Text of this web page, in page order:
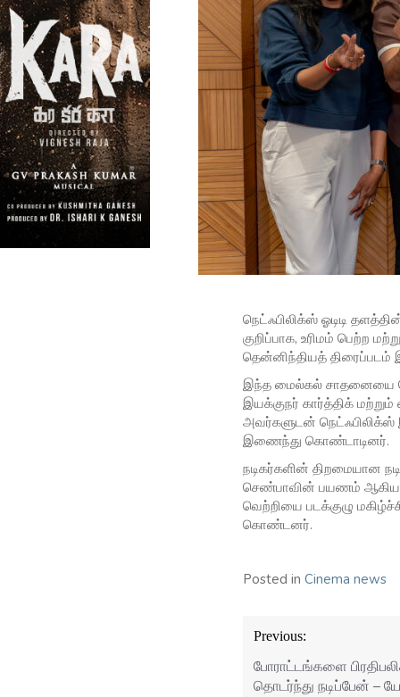
நெட்ஃபிலிக்ஸ் ஓடிடி
குறிப்பாக, உரிமம் பெற்ற
தென்னிந்தியத் திரைப்படம்
இந்த மைல்கல் சாதனையை
இயக்குநர் கார்த்திக்
அவர்களுடன்
இணைந்து கொண்டாடினர்.
நடிகர்களின் திறமையான
செண்பாவின் பயணம்
வெற்றியை படக்குழு
கொண்டனர்.
Posted in Cinema news
Post
navigation
Previous:
போராட்டங்களை
தொடர்ந்து நடிப்பேன் –